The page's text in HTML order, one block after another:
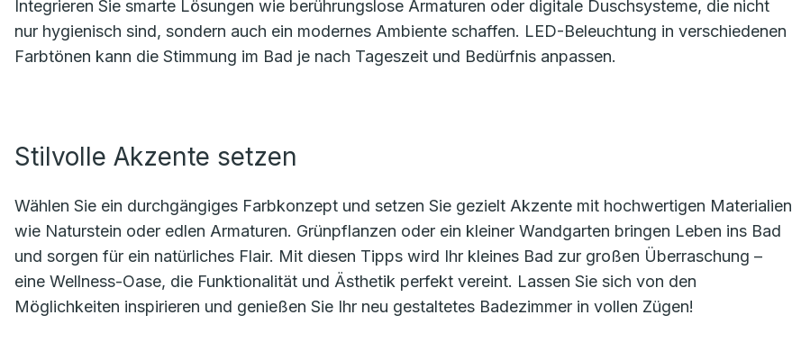
Integrieren Sie smarte Lösungen wie berührungslose Armaturen oder digitale Duschsysteme, die nicht
nur hygienisch sind, sondern auch ein modernes Ambiente schaffen. LED-Beleuchtung in verschiedenen
Farbtönen kann die Stimmung im Bad je nach Tageszeit und Bedürfnis anpassen.
Stilvolle Akzente setzen
Wählen Sie ein durchgängiges Farbkonzept und setzen Sie gezielt Akzente mit hochwertigen Materialien
wie Naturstein oder edlen Armaturen. Grünpflanzen oder ein kleiner Wandgarten bringen Leben ins Bad
und sorgen für ein natürliches Flair. Mit diesen Tipps wird Ihr kleines Bad zur großen Überraschung –
eine Wellness-Oase, die Funktionalität und Ästhetik perfekt vereint. Lassen Sie sich von den
Möglichkeiten inspirieren und genießen Sie Ihr neu gestaltetes Badezimmer in vollen Zügen!